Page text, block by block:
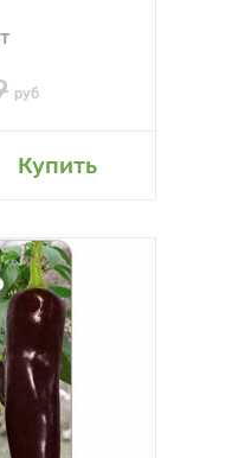
руб
Купить